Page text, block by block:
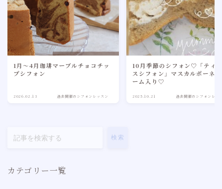
1月～4月珈琲マーブルチョコチッ
プシフォン
2026.02.13 過去開催のシフォンレッスン
10月季節のシフォン♡「ティ
スシフォン」マスカルポーネ
ーム入り♡
2025.10.21 過去開催のシフォンレッ
検索
カテゴリー一覧